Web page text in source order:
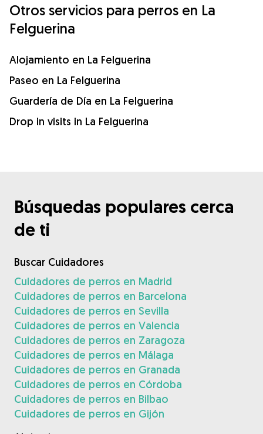
Otros servicios para perros en La
Felguerina
Alojamiento en La Felguerina
Paseo en La Felguerina
Guardería de Día en La Felguerina
Drop in visits in La Felguerina
Búsquedas populares cerca
de ti
Buscar Cuidadores
Cuidadores de perros en Madrid
Cuidadores de perros en Barcelona
Cuidadores de perros en Sevilla
Cuidadores de perros en Valencia
Cuidadores de perros en Zaragoza
Cuidadores de perros en Málaga
Cuidadores de perros en Granada
Cuidadores de perros en Córdoba
Cuidadores de perros en Bilbao
Cuidadores de perros en Gijón